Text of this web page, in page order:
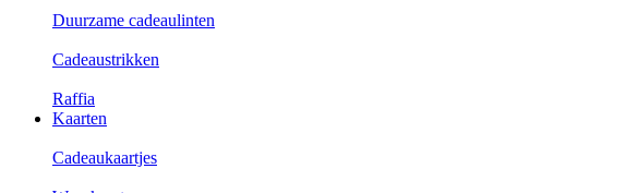
Duurzame cadeaulinten
Cadeaustrikken
Raffia
Kaarten
Cadeaukaartjes